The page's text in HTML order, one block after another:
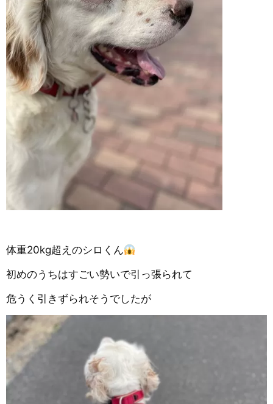
体重20kg超えのシロくん
初めのうちはすごい勢いで引っ張られて
危うく引きずられそうでしたが